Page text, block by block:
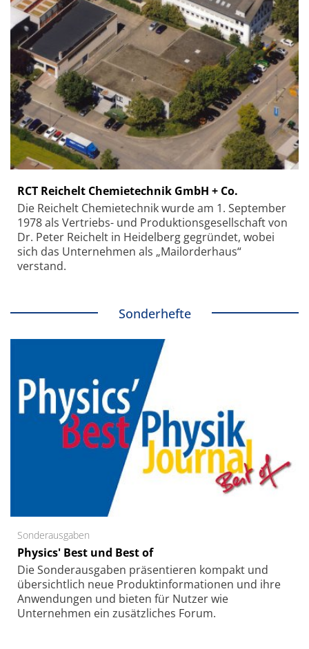
RCT Reichelt Chemietechnik GmbH + Co.
Die Reichelt Chemietechnik wurde am 1. September
1978 als Vertriebs- und Produktionsgesellschaft von
Dr. Peter Reichelt in Heidelberg gegründet, wobei
sich das Unternehmen als „Mailorderhaus“
verstand.
Sonderhefte
Sonderausgaben
Physics' Best und Best of
Die Sonder­ausgaben präsentieren kompakt und
übersichtlich neue Produkt­informationen und ihre
Anwendungen und bieten für Nutzer wie
Unternehmen ein zusätzliches Forum.